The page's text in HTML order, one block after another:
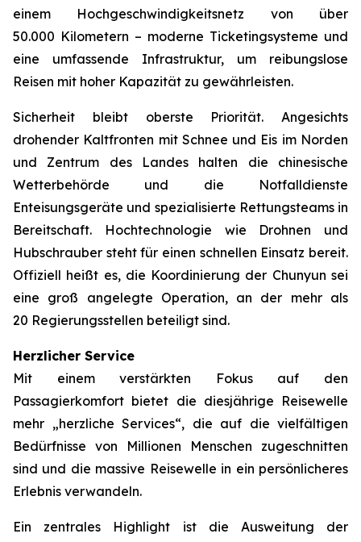
einem Hochgeschwindigkeitsnetz von über
50.000 Kilometern – moderne Ticketingsysteme und
eine umfassende Infrastruktur, um reibungslose
Reisen mit hoher Kapazität zu gewährleisten.
Sicherheit bleibt oberste Priorität. Angesichts
drohender Kaltfronten mit Schnee und Eis im Norden
und Zentrum des Landes halten die chinesische
Wetterbehörde und die Notfalldienste
Enteisungsgeräte und spezialisierte Rettungsteams in
Bereitschaft. Hochtechnologie wie Drohnen und
Hubschrauber steht für einen schnellen Einsatz bereit.
Offiziell heißt es, die Koordinierung der Chunyun sei
eine groß angelegte Operation, an der mehr als
20 Regierungsstellen beteiligt sind.
Herzlicher Service
Mit einem verstärkten Fokus auf den
Passagierkomfort bietet die diesjährige Reisewelle
mehr „herzliche Services“, die auf die vielfältigen
Bedürfnisse von Millionen Menschen zugeschnitten
sind und die massive Reisewelle in ein persönlicheres
Erlebnis verwandeln.
Ein zentrales Highlight ist die Ausweitung der